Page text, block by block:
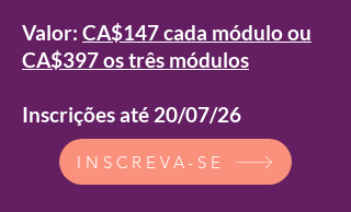
Valor: CA$147 cada módulo ou
CA$397 os três módulos
Inscrições até 20/07/26
INSCREVA-SE